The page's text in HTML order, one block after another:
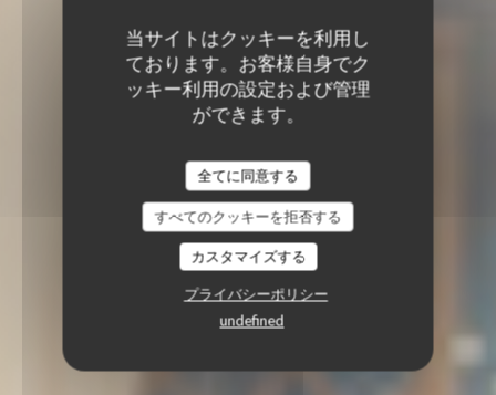
当サイトはクッキーを利用し
ております。お客様自身でク
ッキー利用の設定および管理
ができます。
全てに同意する
すべてのクッキーを拒否する
カスタマイズする
プライバシーポリシー
undefined